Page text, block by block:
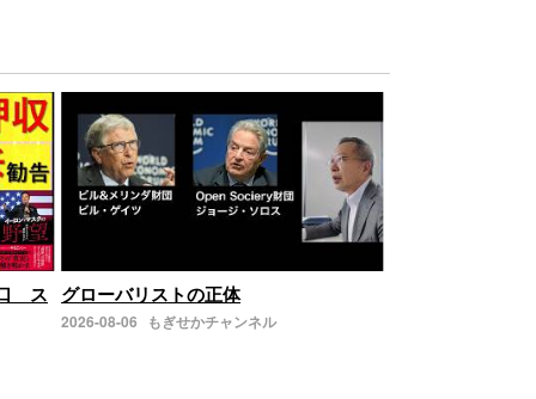
ス グローバリストの正体
2026-08-06 もぎせかチャンネル